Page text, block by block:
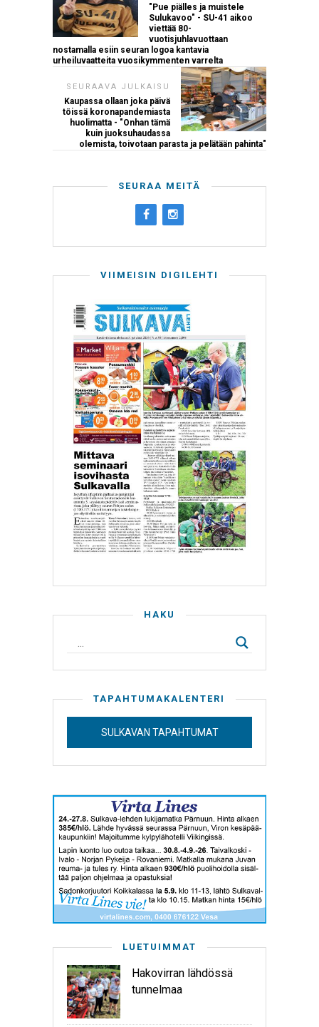
"Pue piälles ja muistele
Sulukavoo" - SU-41 aikoo
viettää 80-
vuotisjuhlavuottaan
nostamalla esiin seuran logoa kantavia
urheiluvaatteita vuosikymmenten varrelta
SEURAAVA JULKAISU
Kaupassa ollaan joka päivä
töissä koronapandemiasta
huolimatta - "Onhan tämä
kuin juoksuhaudassa
olemista, toivotaan parasta ja pelätään pahinta"
SEURAA MEITÄ
VIIMEISIN DIGILEHTI
HAKU
TAPAHTUMAKALENTERI
SULKAVAN TAPAHTUMAT
LUETUIMMAT
Hakovirran lähdössä
tunnelmaa